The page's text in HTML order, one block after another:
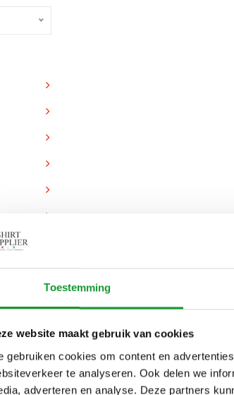
Toestemming
website maakt gebruik van cookies
gebruiken cookies om content en
te analyseren. Ook delen we
adverteren en analyse. Deze partners